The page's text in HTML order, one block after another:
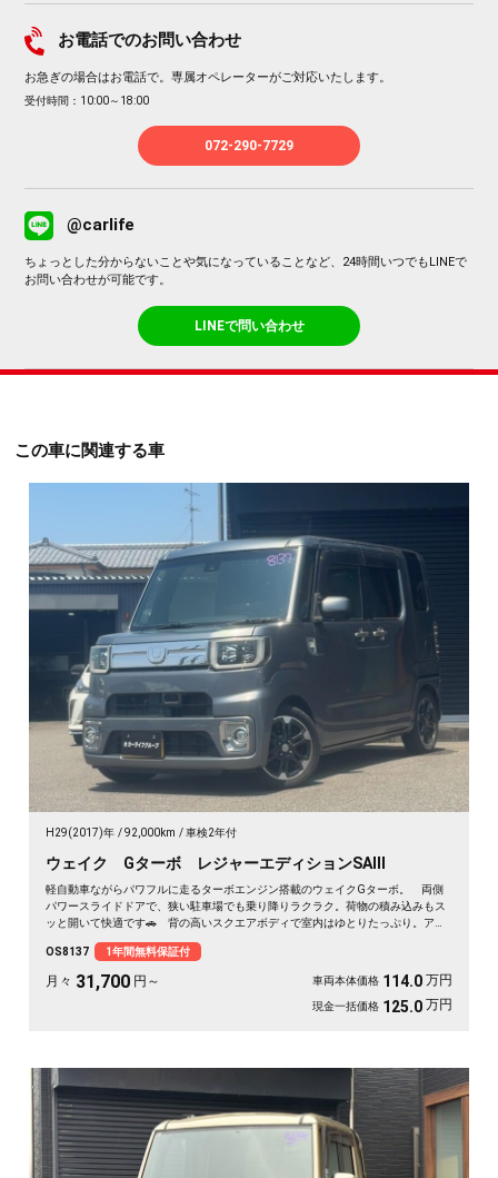
お電話でのお問い合わせ
お急ぎの場合はお電話で。専属オペレーターがご対応いたします。
受付時間：10:00～18:00
072-290-7729
@carlife
ちょっとした分からないことや気になっていることなど、24時間いつでもLINEで
お問い合わせが可能です。
LINEで問い合わせ
この車に関連する車
H29(2017)年 92,000km 車検2年付
ウェイク Gターボ レジャーエディションSAⅢ
軽自動車ながらパワフルに走るターボエンジン搭載のウェイクGターボ。 両側
パワースライドドアで、狭い駐車場でも乗り降りラクラク。荷物の積み込みもス
ッと開いて快適です🚗 背の高いスクエアボディで室内はゆとりたっぷり。アウ
で、遠出のドライブも退屈しません🎵 バックカメラで駐車も安心✌️ 趣味も遊
びも広がる一台。《1年保証付》で安心のカーライフを💎
OS8137 1年間無料保証付
月々 31,700 円～ 車両本体価格 114.0 万円
現金一括価格 125.0 万円